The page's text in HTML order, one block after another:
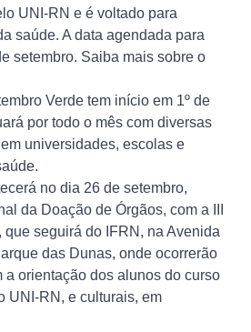
UNI-RN e é voltado para
saúde. A data agendada para
setembro. Saiba mais sobre o
Verde tem início em 1º de
por todo o mês com diversas
universidades, escolas e
no dia 26 de setembro,
da Doação de Órgãos, com a III
seguirá do IFRN, na Avenida
das Dunas, onde ocorrerão
a orientação dos alunos do curso
UNI-RN, e culturais, em